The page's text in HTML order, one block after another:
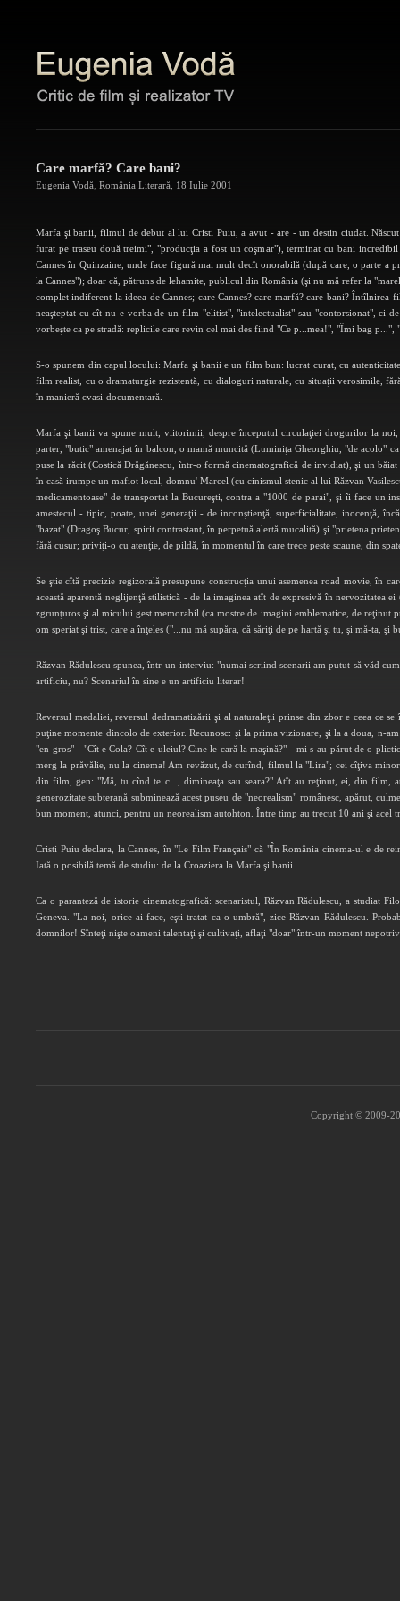
Care marfă? Care bani?
Eugenia Vodă România Literară 18 Iulie 2001
Marfa şi banii, filmul de debut al lui Cristi Puiu, a avut - are - un destin ciudat.
furat pe traseu două treimi", "producţia a fost un coşmar"), terminat cu bani
Cannes în Quinzaine, unde face figură mai mult decît onorabilă (după care, o parte a
la Cannes"); doar că, pătruns de lehamite, publicul din România (şi nu mă refer la
complet indiferent la ideea de Cannes; care Cannes? care marfă? care bani?
neaşteptat cu cît nu e vorba de un film "elitist", "intelectualist" sau "contorsionat", ci
vorbeşte ca pe stradă: replicile care revin cel mai des fiind "Ce p...mea!", "Îmi bag
S-o spunem din capul locului: Marfa şi banii e un film bun: lucrat curat, cu
film realist, cu o dramaturgie rezistentă, cu dialoguri naturale, cu situaţii verosimile,
în manieră cvasi-documentară.
Marfa şi banii va spune mult, viitorimii, despre începutul circulaţiei drogurilor la
parter, "butic" amenajat în balcon, o mamă muncită (Luminiţa Gheorghiu, "de acolo"
puse la răcit (Costică Drăgănescu, într-o formă cinematografică de invidiat), şi un
în casă irumpe un mafiot local, domnu' Marcel (cu cinismul stenic al lui Răzvan
medicamentoase" de transportat la Bucureşti, contra a "1000 de parai", şi îi face un
amestecul - tipic, poate, unei generaţii - de inconştienţă, superficialitate, inocenţă,
"bazat" (Dragoş Bucur, spirit contrastant, în perpetuă alertă mucalită) şi "prietena
fără cusur; priviţi-o cu atenţie, de pildă, în momentul în care trece peste scaune, din
Se ştie cîtă precizie regizorală presupune construcţia unui asemenea road movie, în
această aparentă neglijenţă stilistică - de la imaginea atît de expresivă în
zgrunţuros şi al micului gest memorabil (ca mostre de imagini emblematice, de
om speriat şi trist, care a înţeles ("...nu mă supăra, că săriţi de pe hartă şi tu, şi mă-ta, şi
Răzvan Rădulescu spunea, într-un interviu: "numai scriind scenarii am putut să văd
artificiu, nu? Scenariul în sine e un artificiu literar!
Reversul medaliei, reversul dedramatizării şi al naturaleţii prinse din zbor e ceea ce
puţine momente dincolo de exterior. Recunosc: şi la prima vizionare, şi la a doua, n-
"en-gros" - "Cît e Cola? Cît e uleiul? Cine le cară la maşină?" - mi s-au părut de o
merg la prăvălie, nu la cinema! Am revăzut, de curînd, filmul la "Lira"; cei cîţiva
din film, gen: "Mă, tu cînd te c..., dimineaţa sau seara?" Atît au reţinut, ei, din
generozitate subterană subminează acest puseu de "neorealism" românesc, apărut,
bun moment, atunci, pentru un neorealism autohton. Între timp au trecut 10 ani şi acel
Cristi Puiu declara, la Cannes, în "Le Film Français" că "În România cinema-ul e de
Iată o posibilă temă de studiu: de la Croaziera la Marfa şi banii...
Ca o paranteză de istorie cinematografică: scenaristul, Răzvan Rădulescu, a studiat
Geneva. "La noi, orice ai face, eşti tratat ca o umbră", zice Răzvan Rădulescu.
domnilor! Sînteţi nişte oameni talentaţi şi cultivaţi, aflaţi "doar" într-un moment
Copyright © 2009-